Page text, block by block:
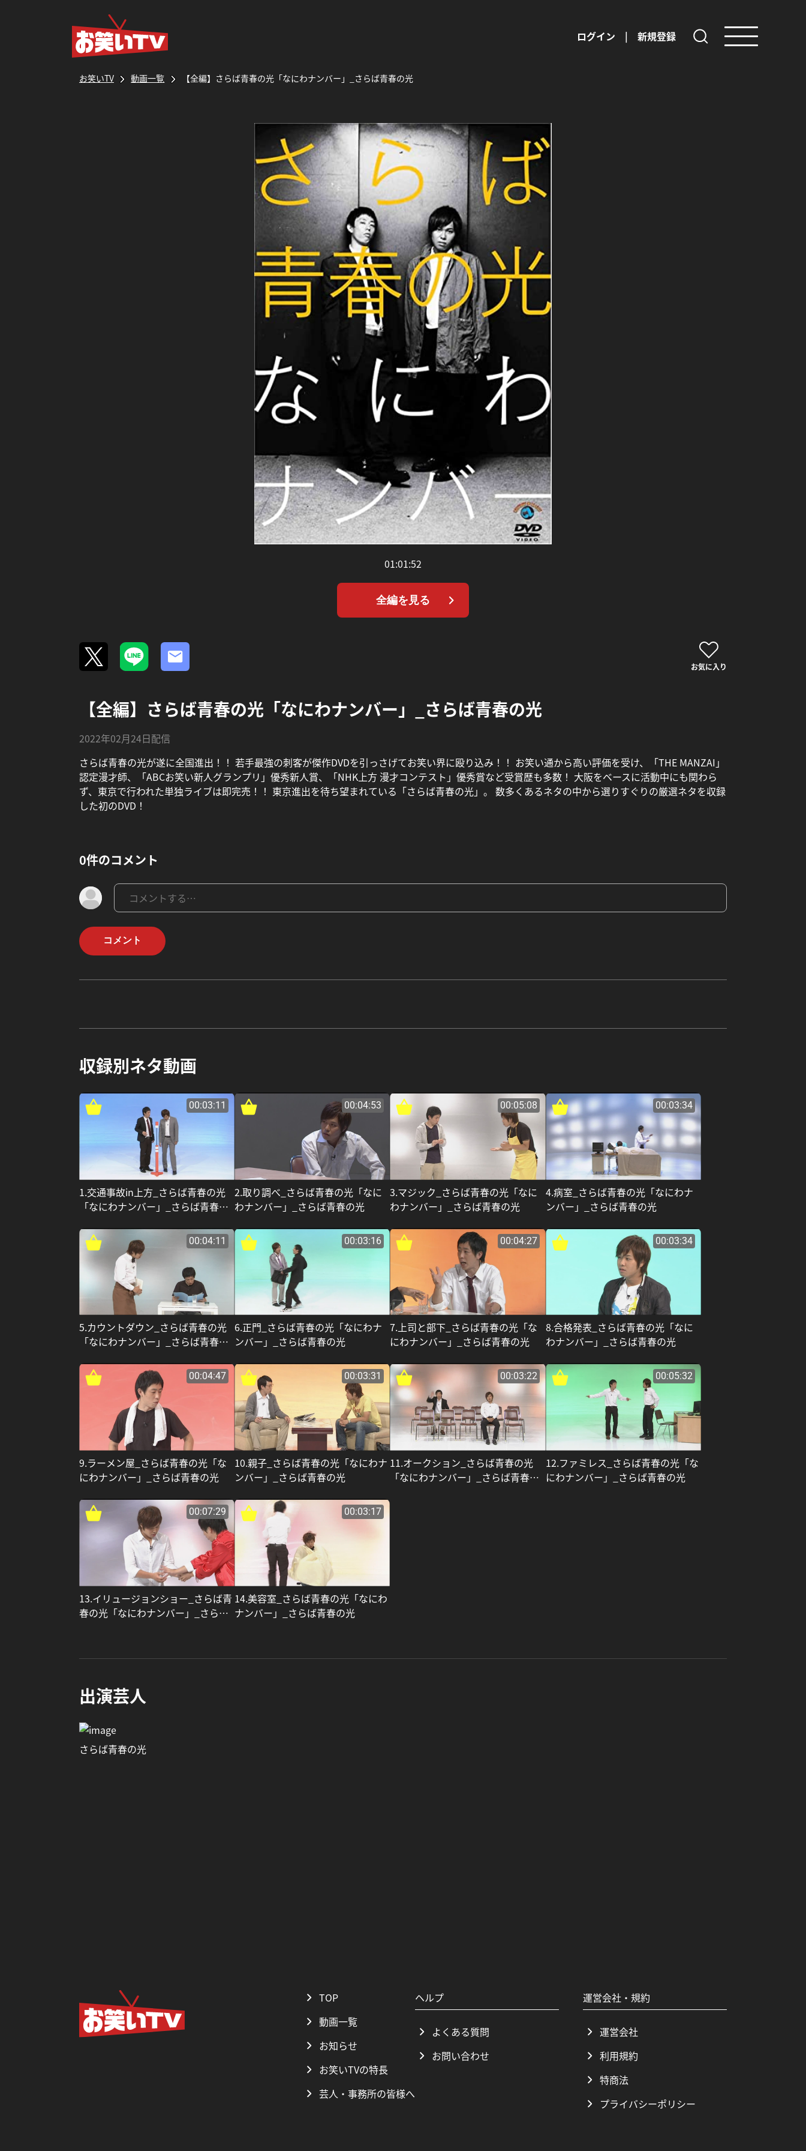
ログイン | 新規登録
お笑いTV 動画一覧 【全編】さらば青春の光「なにわナンバー」_さらば青春の光
01:01:52
全編を見る
お気に入り
【全編】さらば青春の光「なにわナンバー」_さらば青春の光
2022年02月24日配信
さらば青春の光が遂に全国進出！！ 若手最強の刺客が傑作DVDを引っさげてお笑い界に殴り込み！！ お笑い通から高い評価を受け、「THE MANZAI」
認定漫才師、「ABCお笑い新人グランプリ」優秀新人賞、「NHK上方 漫才コンテスト」優秀賞など受賞歴も多数！ 大阪をベースに活動中にも関わら
ず、東京で行われた単独ライブは即完売！！ 東京進出を待ち望まれている「さらば青春の光」。 数多くあるネタの中から選りすぐりの厳選ネタを収録
した初のDVD！
0件のコメント
コメント
収録別ネタ動画
00:03:11
1.交通事故in上方_さらば青春の光
「なにわナンバー」_さらば青春の
00:04:53
2.取り調べ_さらば青春の光「なに
わナンバー」_さらば青春の光
00:05:08
3.マジック_さらば青春の光「なに
わナンバー」_さらば青春の光
00:03:34
4.病室_さらば青春の光「なにわナ
ンバー」_さらば青春の光
00:04:11
5.カウントダウン_さらば青春の光
「なにわナンバー」_さらば青春の
00:03:16
6.正門_さらば青春の光「なにわナ
ンバー」_さらば青春の光
00:04:27
7.上司と部下_さらば青春の光「な
にわナンバー」_さらば青春の光
00:03:34
8.合格発表_さらば青春の光「なに
わナンバー」_さらば青春の光
00:04:47
9.ラーメン屋_さらば青春の光「な
にわナンバー」_さらば青春の光
00:03:31
10.親子_さらば青春の光「なにわナ
ンバー」_さらば青春の光
00:03:22
11.オークション_さらば青春の光
「なにわナンバー」_さらば青春の
00:05:32
12.ファミレス_さらば青春の光「な
にわナンバー」_さらば青春の光
00:07:29
13.イリュージョンショー_さらば青
春の光「なにわナンバー」_さらば
00:03:17
14.美容室_さらば青春の光「なにわ
ナンバー」_さらば青春の光
出演芸人
さらば青春の光
TOP
動画一覧
お知らせ
お笑いTVの特長
芸人・事務所の皆様へ
ヘルプ
よくある質問
お問い合わせ
運営会社・規約
運営会社
利用規約
特商法
プライバシーポリシー